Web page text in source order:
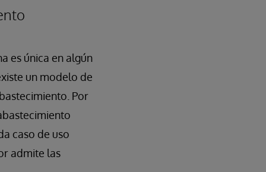
es única en algún
un modelo de
Por
caso de uso
admite las